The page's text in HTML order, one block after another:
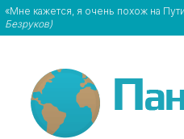
«Мне кажется, я очень похож на
Безруков)